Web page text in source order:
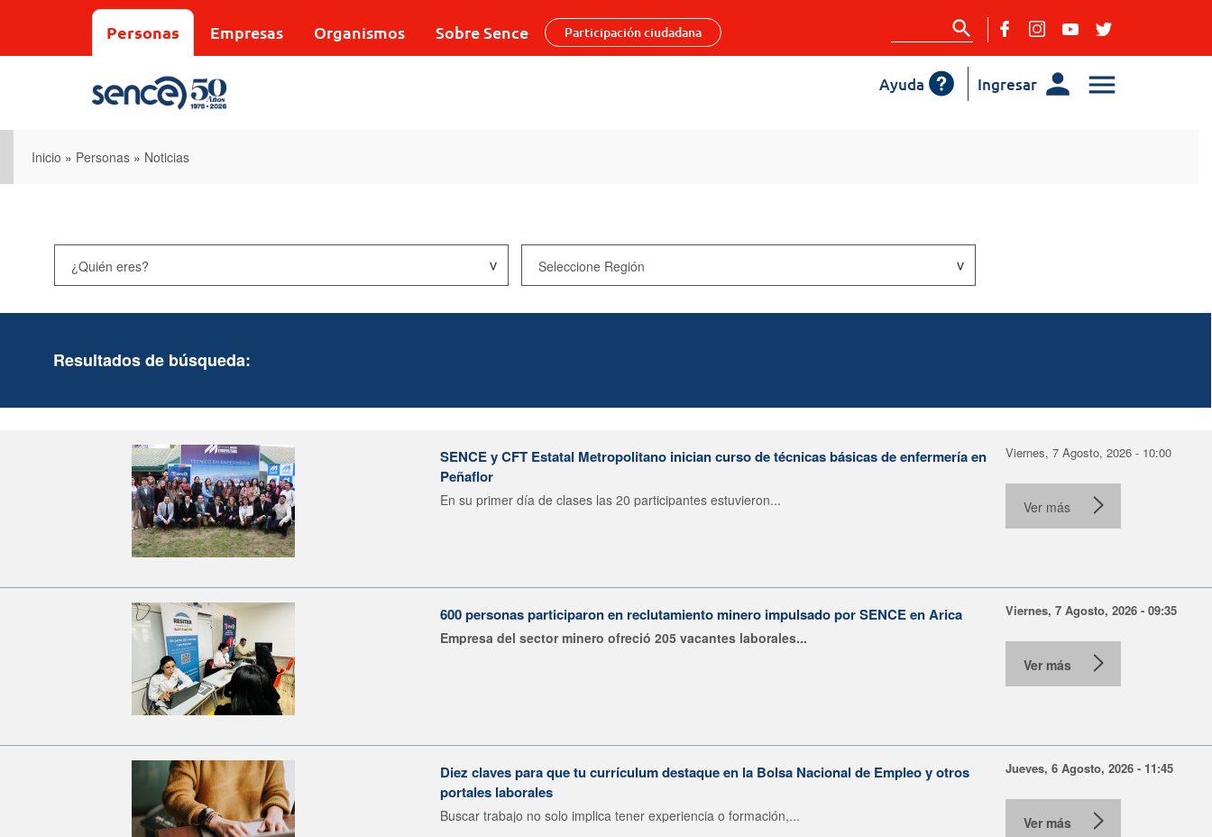
Personas Empresas Organismos Sobre Sence Participación ciudadana
Ingresar
Ayuda
Inicio » Personas » Noticias
Resultados de búsqueda:
SENCE y CFT Estatal Metropolitano inician curso de técnicas básicas de enfermería en
Peñaflor
En su primer día de clases las 20 participantes estuvieron...
Viernes, 7 Agosto, 2026 - 10:00
Ver más
600 personas participaron en reclutamiento minero impulsado por SENCE en Arica
Empresa del sector minero ofreció 205 vacantes laborales...
Viernes, 7 Agosto, 2026 - 09:35
Ver más
Diez claves para que tu currículum destaque en la Bolsa Nacional de Empleo y otros
portales laborales
Buscar trabajo no solo implica tener experiencia o formación,...
Jueves, 6 Agosto, 2026 - 11:45
Ver más